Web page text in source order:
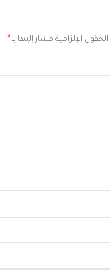
الحقول الإلزامية مشار إليها بـ *